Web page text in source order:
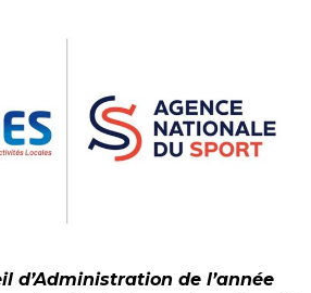
d’Administration de l’année